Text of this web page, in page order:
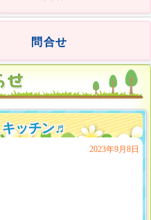
問合せ
キッチン♬
2023年9月8日